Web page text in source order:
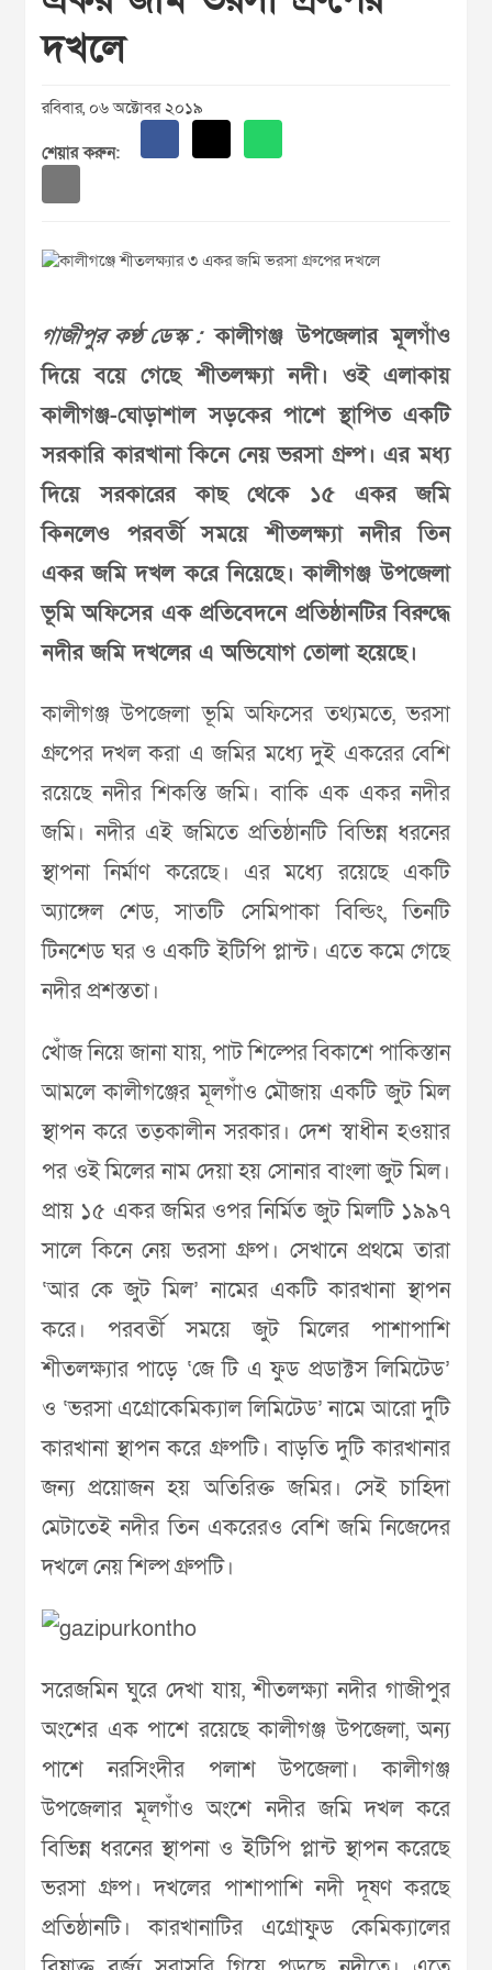
দখলে
রবিবার, ০৬ অক্টোবর ২০১৯
শেয়ার করুন:
গাজীপুর কণ্ঠ ডেস্ক :কালীগঞ্জ উপজেলার মূলগাঁও
দিয়ে বয়ে গেছে শীতলক্ষ্যা নদী। ওই এলাকায়
কালীগঞ্জ-ঘোড়াশাল সড়কের পাশে স্থাপিত একটি
সরকারি কারখানা কিনে নেয় ভরসা গ্রুপ। এর মধ্য
দিয়ে সরকারের কাছ থেকে ১৫ একর জমি
কিনলেও পরবর্তী সময়ে শীতলক্ষ্যা নদীর তিন
একর জমি দখল করে নিয়েছে। কালীগঞ্জ উপজেলা
ভূমি অফিসের এক প্রতিবেদনে প্রতিষ্ঠানটির বিরুদ্ধে
নদীর জমি দখলের এ অভিযোগ তোলা হয়েছে।
কালীগঞ্জ উপজেলা ভূমি অফিসের তথ্যমতে, ভরসা
গ্রুপের দখল করা এ জমির মধ্যে দুই একরের বেশি
রয়েছে নদীর শিকস্তি জমি। বাকি এক একর নদীর
জমি। নদীর এই জমিতে প্রতিষ্ঠানটি বিভিন্ন ধরনের
স্থাপনা নির্মাণ করেছে। এর মধ্যে রয়েছে একটি
অ্যাঙ্গেল শেড, সাতটি সেমিপাকা বিল্ডিং, তিনটি
টিনশেড ঘর ও একটি ইটিপি প্লান্ট। এতে কমে গেছে
নদীর প্রশস্ততা।
খোঁজ নিয়ে জানা যায়, পাট শিল্পের বিকাশে পাকিস্তান
আমলে কালীগঞ্জের মূলগাঁও মৌজায় একটি জুট মিল
স্থাপন করে তত্কালীন সরকার। দেশ স্বাধীন হওয়ার
পর ওই মিলের নাম দেয়া হয় সোনার বাংলা জুট মিল।
প্রায় ১৫ একর জমির ওপর নির্মিত জুট মিলটি ১৯৯৭
সালে কিনে নেয় ভরসা গ্রুপ। সেখানে প্রথমে তারা
‘আর কে জুট মিল’ নামের একটি কারখানা স্থাপন
করে। পরবর্তী সময়ে জুট মিলের পাশাপাশি
শীতলক্ষ্যার পাড়ে ‘জে টি এ ফুড প্রডাক্টস লিমিটেড’
ও ‘ভরসা এগ্রোকেমিক্যাল লিমিটেড’ নামে আরো দুটি
কারখানা স্থাপন করে গ্রুপটি। বাড়তি দুটি কারখানার
জন্য প্রয়োজন হয় অতিরিক্ত জমির। সেই চাহিদা
মেটাতেই নদীর তিন একরেরও বেশি জমি নিজেদের
দখলে নেয় শিল্প গ্রুপটি।
সরেজমিন ঘুরে দেখা যায়, শীতলক্ষ্যা নদীর গাজীপুর
অংশের এক পাশে রয়েছে কালীগঞ্জ উপজেলা, অন্য
পাশে নরসিংদীর পলাশ উপজেলা। কালীগঞ্জ
উপজেলার মূলগাঁও অংশে নদীর জমি দখল করে
বিভিন্ন ধরনের স্থাপনা ও ইটিপি প্লান্ট স্থাপন করেছে
ভরসা গ্রুপ। দখলের পাশাপাশি নদী দূষণ করছে
প্রতিষ্ঠানটি। কারখানাটির এগ্রোফুড কেমিক্যালের